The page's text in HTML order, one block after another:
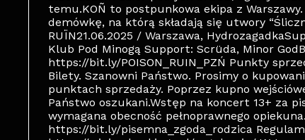
temu.KOÑ to postpunkowa ekipa z
demówkę, na którą składają się utwory
RUÏN21.06.2025 / Warszawa,
Klub Pod Minogą Support: Scrüda, Minor
https://bit.ly/POISON_RUIN_PZŃ Punkty
Bilety. Szanowni Państwo. Prosimy o
punktach sprzedaży. Poprzez kupno
Państwo oszukani.Wstęp na koncert 13+ za
wymagana obecność pełnoprawnego
https://bit.ly/pisemna_zgoda_rodzica